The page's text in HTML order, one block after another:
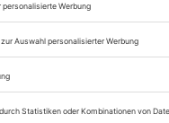
Von Hockern
«Germans
ihre